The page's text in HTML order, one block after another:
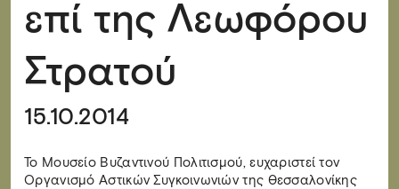
επί της Λεωφόρου
Στρατού
15.10.2014
Το Μουσείο Βυζαντινού Πολιτισμού, ευχαριστεί τον
Οργανισμό Αστικών Συγκοινωνιών της Θεσσαλονίκης